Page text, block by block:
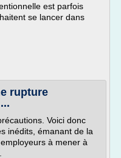
est parfois
se lancer dans
rupture
Voici donc
inédits, émanant de la
à mener à